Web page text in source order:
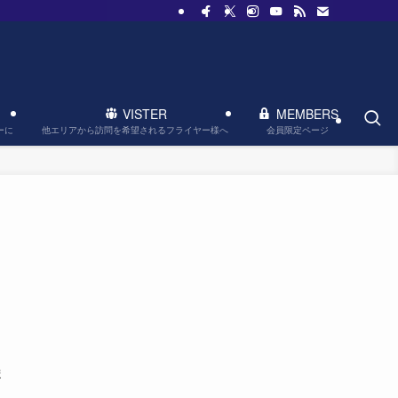
に
VISTER
他エリアから訪問を希望されるフライヤー様へ
MEMBERS
会員限定ページ